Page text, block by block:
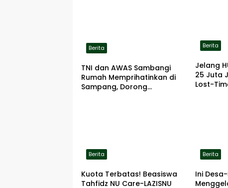
Berita
TNI dan AWAS Sambangi
Rumah Memprihatinkan di
Sampang, Dorong
Berita
Jelang
25 Juta
Lost-
Berita
Kuota Terbatas! Beasiswa
Tahfidz NU Care-LAZISNU
Berita
Ini